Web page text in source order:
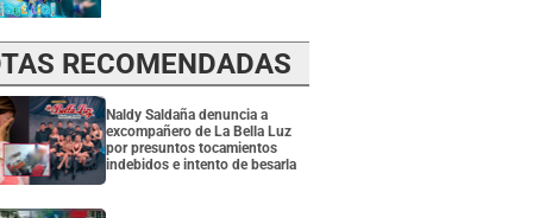
RECOMENDADAS
Naldy Saldaña denuncia a
excompañero de La Bella Luz
por presuntos tocamientos
indebidos e intento de besarla